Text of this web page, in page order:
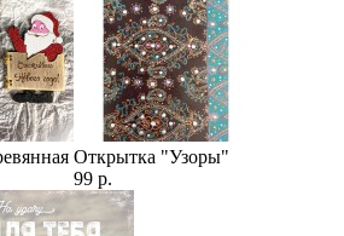
Открытка "Узоры"
99 р.